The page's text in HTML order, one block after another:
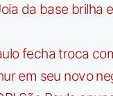
da base brilha
fecha troca
em seu novo